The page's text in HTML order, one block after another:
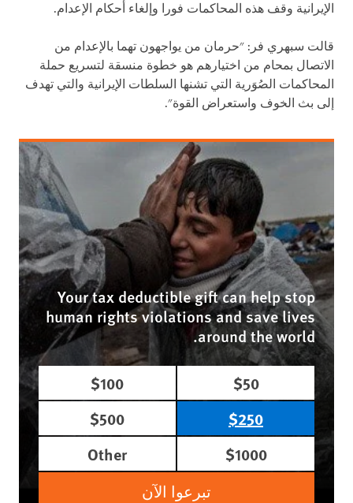
الإيرانية وقف هذه المحاكمات فورا وإلغاء أحكام الإعدام.
قالت سبهري فر: "حرمان من يواجهون تهما بالإعدام من
الاتصال بمحام من اختيارهم هو خطوة منسقة لتسريع حملة
المحاكمات الصُوَرية التي تشنها السلطات الإيرانية والتي تهدف
إلى بث الخوف واستعراض القوة".
Your tax deductible gift can help stop
human rights violations and save lives
around the world.
$50
$100
$250
$500
$1000
Other
تبرعوا الآن